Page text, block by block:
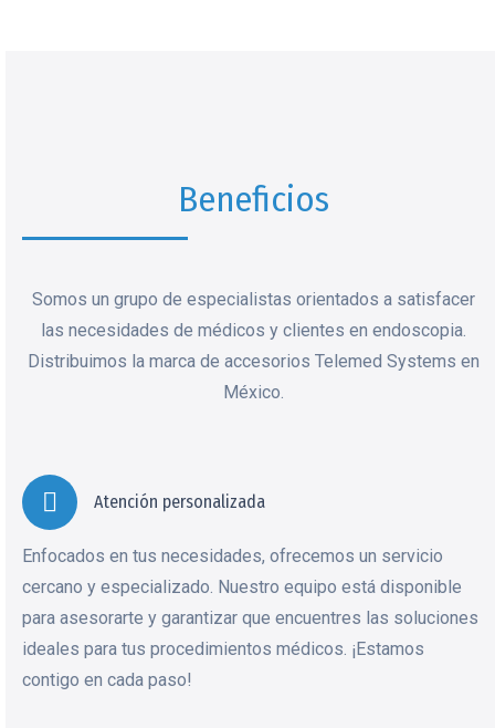
Beneficios
Somos un grupo de especialistas orientados a satisfacer
las necesidades de médicos y clientes en endoscopia.
Distribuimos la marca de accesorios Telemed Systems en
México.
Atención personalizada
Enfocados en tus necesidades, ofrecemos un servicio
cercano y especializado. Nuestro equipo está disponible
para asesorarte y garantizar que encuentres las soluciones
ideales para tus procedimientos médicos. ¡Estamos
contigo en cada paso!